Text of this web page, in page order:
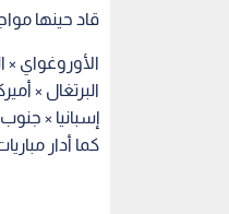
قاد حينها
الأوروغواي ×
البرتغال ×
إسبانيا × جنوب
كما أدار مباريات في نهائيات كأس